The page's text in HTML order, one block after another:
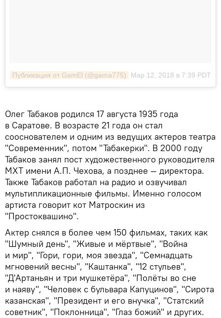
Публикация от GamEl (@gama775) Мар 12, 2018 в 7:39 PDT
Олег Табаков родился 17 августа 1935 года
в Саратове. В возрасте 21 года он стал
сооснователем и одним из ведущих актеров театра
"Современник", потом "Табакерки". В 2000 году
Табаков занял пост художественного руководителя
МXТ имени А.П. Чеxова, а позднее — директора.
Также Табаков работал на радио и озвучивал
мультипликационные фильмы. Именно голосом
артиста говорит кот Матроскин из
"Простоквашино".
Актер снялся в более чем 150 фильмах, таких как
"Шумный день", "Живые и мёртвые", "Война
и мир", "Гори, гори, моя звезда", "Семнадцать
мгновений весны", "Каштанка", "12 стульев",
"Д'Артаньян и три мушкетёра", "Полёты во сне
и наяву", "Человек с бульвара Капуцинов", "Сирота
казанская", "Президент и его внучка", "Статский
советник", "Поклонница", "Глаз божий" и других.